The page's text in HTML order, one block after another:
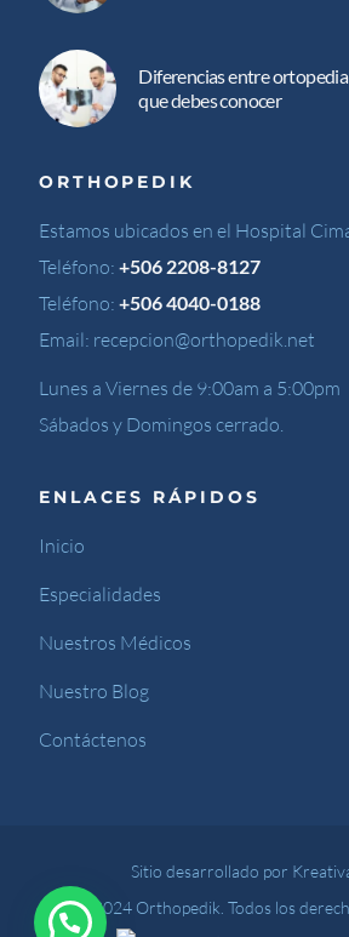
Diferencias entre
que debes conocer
ORTHOPEDIK
Estamos ubicados en el Hospital
Teléfono:+506 2208-8127
Teléfono:+506 4040-0188
Email: recepcion@orthopedik.net
Lunes a Viernes de 9:00am a 5:00pm
Sábados y Domingos cerrado.
ENLACES RÁPIDOS
Inicio
Especialidades
Nuestros Médicos
Nuestro Blog
Contáctenos
Sitio desarrollado por
© 2024 Orthopedik. Todos los